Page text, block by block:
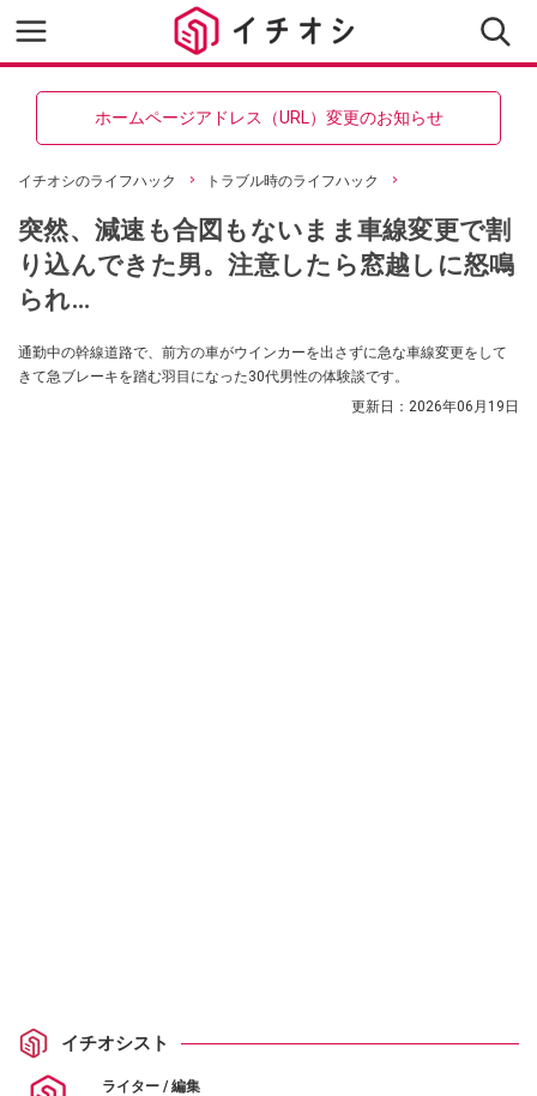
ホームページアドレス（URL）変更のお知らせ
イチオシのライフハック トラブル時のライフハック
突然、減速も合図もないまま車線変更で割
り込んできた男。注意したら窓越しに怒鳴
られ…
通勤中の幹線道路で、前方の車がウインカーを出さずに急な車線変更をして
きて急ブレーキを踏む羽目になった30代男性の体験談です。
更新日： 2026年06月19日
イチオシスト
ライター / 編集